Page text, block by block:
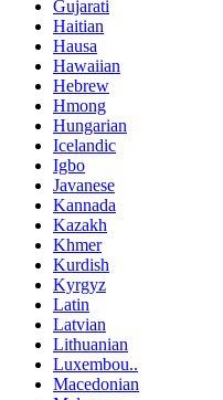
Gujarati
Haitian
Hausa
Hawaiian
Hebrew
Hmong
Hungarian
Icelandic
Igbo
Javanese
Kannada
Kazakh
Khmer
Kurdish
Kyrgyz
Latin
Latvian
Lithuanian
Luxembou..
Macedonian